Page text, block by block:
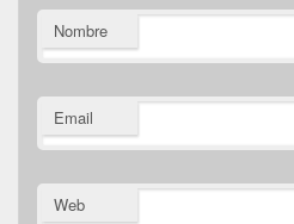
Nombre
Email
Web